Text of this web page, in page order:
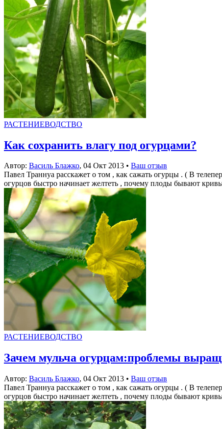
РАСТЕНИЕВОДСТВО
Как сохранить влагу под огурцами?
Автор: Василь Блажко, 04 Окт 2013 • Ваш отзыв
Павел Траннуа расскажет о том , как сажать огурцы . ( В
огурцов быстро начинает желтеть , почему плоды бывают
РАСТЕНИЕВОДСТВО
Зачем мульча огурцам:проблемы
Автор: Василь Блажко, 04 Окт 2013 • Ваш отзыв
Павел Траннуа расскажет о том , как сажать огурцы . ( В
огурцов быстро начинает желтеть , почему плоды бывают